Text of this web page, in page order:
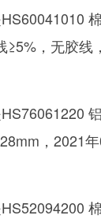
≥5%，无胶线
，2021